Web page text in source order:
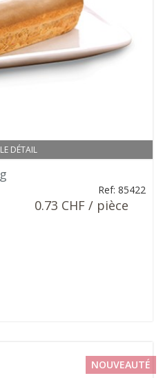
DÉTAIL
Ref: 85422
0.73 CHF / pièce
NOUVEAUTÉ